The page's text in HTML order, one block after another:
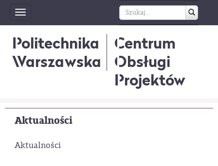
Toggle
navigation
Politechnika
Warszawska
Centrum
Obsługi
Projektów
Aktualności
Aktualności